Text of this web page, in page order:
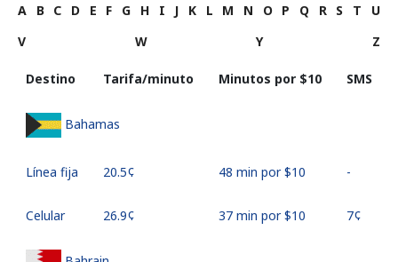
A B C D E F G H I J K L M N O P Q R S T
U
V
W Y Z
Destino Tarifa/minuto Minutos por ⁦$10⁩ SMS
Bahamas
Línea fija ⁦20.5¢⁩ 48 min por ⁦$10⁩ -
Celular ⁦26.9¢⁩ 37 min por ⁦$10⁩ ⁦7¢⁩